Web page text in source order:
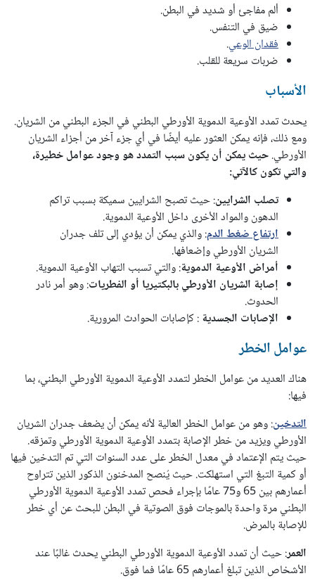
ألم مفاجئ أو شديد في البطن.
ضيق في التنفس.
فقدان الوعي.
ضربات سريعة للقلب.
الأسباب
يحدث تمدد الأوعية الدموية الأورطي البطني في الجزء البطني من الشريان.
ومع ذلك، فإنه يمكن العثور عليه أيضًا في أي جزء آخر من أجزاء الشريان
الأورطي.حيث يمكن أن يكون سبب التمدد هو وجود عوامل خطيرة،
والتي تكون كالآتي:
تصلب الشرايين: حيث تصبح الشرايين سميكة بسبب تراكم
الدهون والمواد الأخرى داخل الأوعية الدموية.
ارتفاع ضغط الدم: والذي يمكن أن يؤدي إلى تلف جدران
الشريان الأورطي وإضعافها.
أمراض الأوعية الدموية: والتي تسبب التهاب الأوعية الدموية.
إصابة الشريان الأورطي بالبكتيريا أو الفطريات: وهو أمر نادر
الحدوث.
الإصابات الجسدية: كإصابات الحوادث المرورية.
عوامل الخطر
هناك العديد من عوامل الخطر لتمدد الأوعية الدموية الأورطي البطني، بما
فيها:
التدخين: وهو من عوامل الخطر العالية لأنه يمكن أن يضعف جدران الشريان
الأورطي ويزيد من خطر الإصابة بتمدد الأوعية الدموية الأورطي وتمزقه.
حيث يتم الإعتماد في معدل الخطر على عدد السنوات التي تم التدخين فيها
أو كمية التبغ التي استهلكت. حيث يُنصح المدخنون الذكور الذين تتراوح
أعمارهم بين 65 و75 عامًا بإجراء فحص تمدد الأوعية الدموية الأورطي
البطني مرة واحدة بالموجات فوق الصوتية في البطن للبحث عن أي خطر
للإصابة بالمرض.
العمر: حيث أن تمدد الأوعية الدموية الأورطي البطني يحدث غالبًا عند
الأشخاص الذين تبلغ أعمارهم 65 عامًا فما فوق.